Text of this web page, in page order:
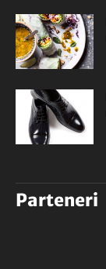
Parteneri